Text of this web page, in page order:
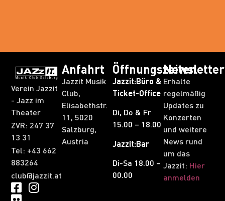
Verein Jazzit
- Jazz im
Theater
ZVR: 247 37
13 31​
Tel: +43 662
883264
club@jazzit.at
Anfahrt
Jazzit Musik
Club,
Elisabethstr.
11, 5020
Salzburg,
Austria
Öffnungszeiten
Jazzit:Büro &
Ticket-Office
Di, Do & Fr
15.00 – 18.00
Jazzit:Bar
Di-Sa 18.00 –
00.00
Newsletter
Erhalte
regelmäßig
Updates zu
Konzerten
und weitere
News rund
um das
Jazzit: Hier
anmelden